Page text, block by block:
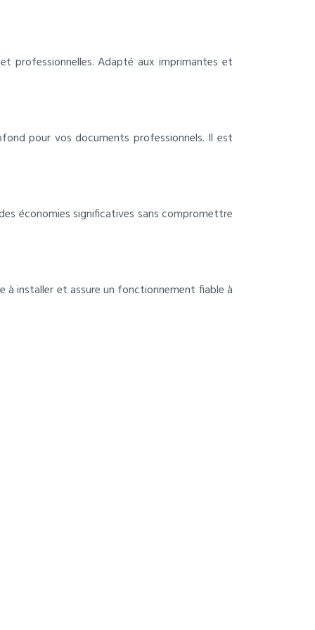
professionnelles. Adapté aux imprimantes et
pour vos documents professionnels. Il est
économies significatives sans compromettre
à installer et assure un fonctionnement fiable à